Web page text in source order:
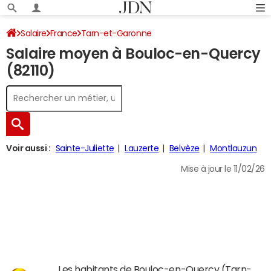
Salaire France Tarn-et-Garonne
Salaire moyen à Bouloc-en-Quercy
(82110)
Voir aussi : Sainte-Juliette Lauzerte Belvèze Montlauzun
Mise à jour le 11/02/26